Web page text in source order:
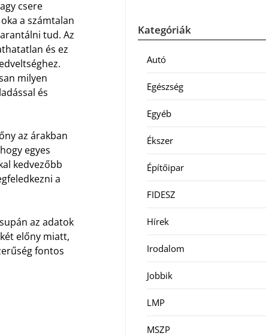
csere
a számtalan
tud. Az
és ez
milyen
és
az árakban
egyes
kedvezőbb
a
az adatok
előny miatt,
fontos
Kategóriák
Autó
Egészség
Egyéb
Ékszer
Építőipar
FIDESZ
Hírek
Irodalom
Jobbik
LMP
MSZP